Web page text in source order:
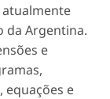
da Argentina.
e
equações e